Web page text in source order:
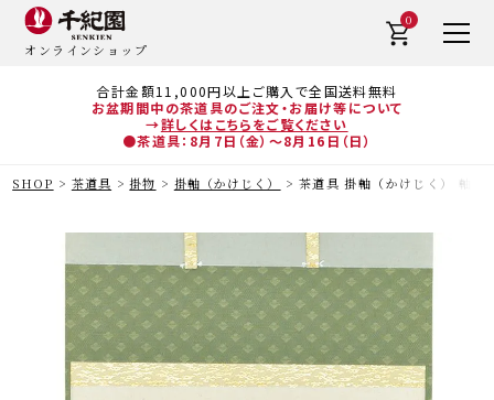
合計金額11,000円以上ご購入で全国送料無料
お盆期間中の茶道具のご注文・お届け等について
→詳しくはこちらをご覧ください
●茶道具：8月7日（金）～8月16日（日）
オンラインショップ
0
SHOP 茶道具 掛物 掛軸（かけじく） 茶道具 掛軸（かけじく） 軸横